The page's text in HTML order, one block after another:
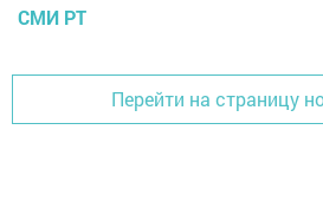
СМИ РТ
Перейти на страницу